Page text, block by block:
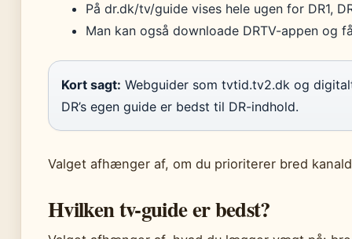
På dr.dk/tv/guide vises hele ugen for DR1,
Man kan også downloade DRTV-appen og
Kort sagt: Webguider som tvtid.tv2.dk og
DR’s egen guide er bedst til DR-indhold.
Valget afhænger af, om du prioriterer bred
Hvilken tv-guide er bedst?